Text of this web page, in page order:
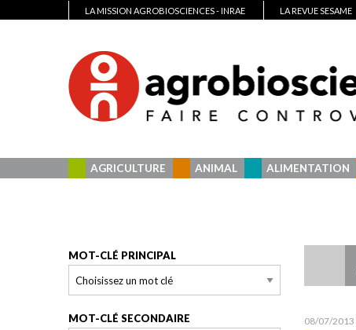
LA MISSION AGROBIOSCIENCES - INRAE LA REVUE SESAME
AGRICULTURE ANIMAL ALIMENTATION
08/07/2013
MOT-CLÉ PRINCIPAL
MOT-CLÉ SECONDAIRE